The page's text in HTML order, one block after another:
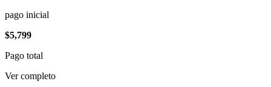
pago inicial
$5,799
Pago total
Ver completo